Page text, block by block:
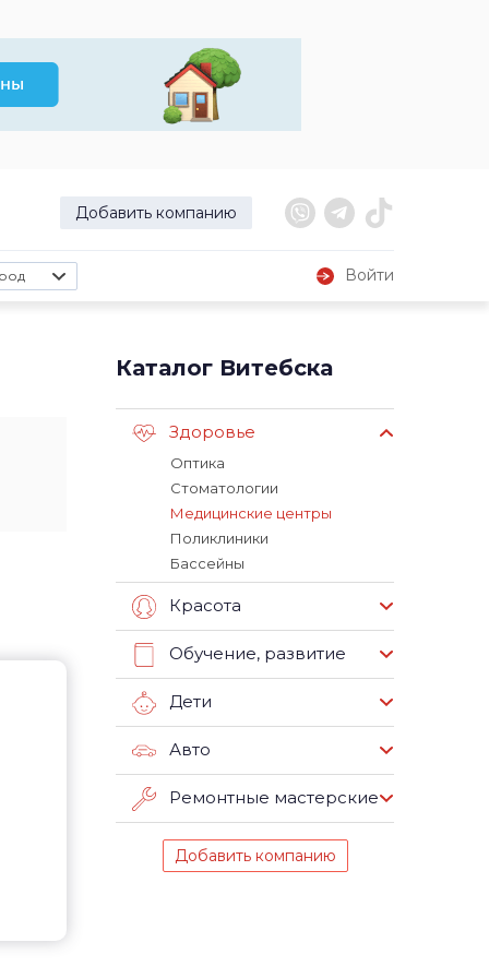
Добавить компанию
Войти
Каталог Витебска
Здоровье
Оптика
Стоматологии
Медицинские центры
Поликлиники
Бассейны
Красота
Обучение, развитие
Дети
Авто
Ремонтные мастерские
Добавить компанию